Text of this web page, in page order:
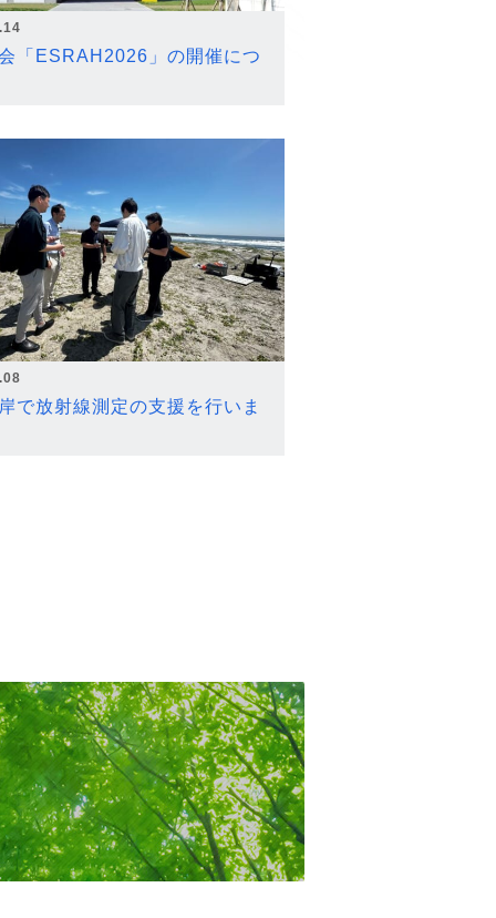
「ESRAH2026」の開催につ
で放射線測定の支援を行いま